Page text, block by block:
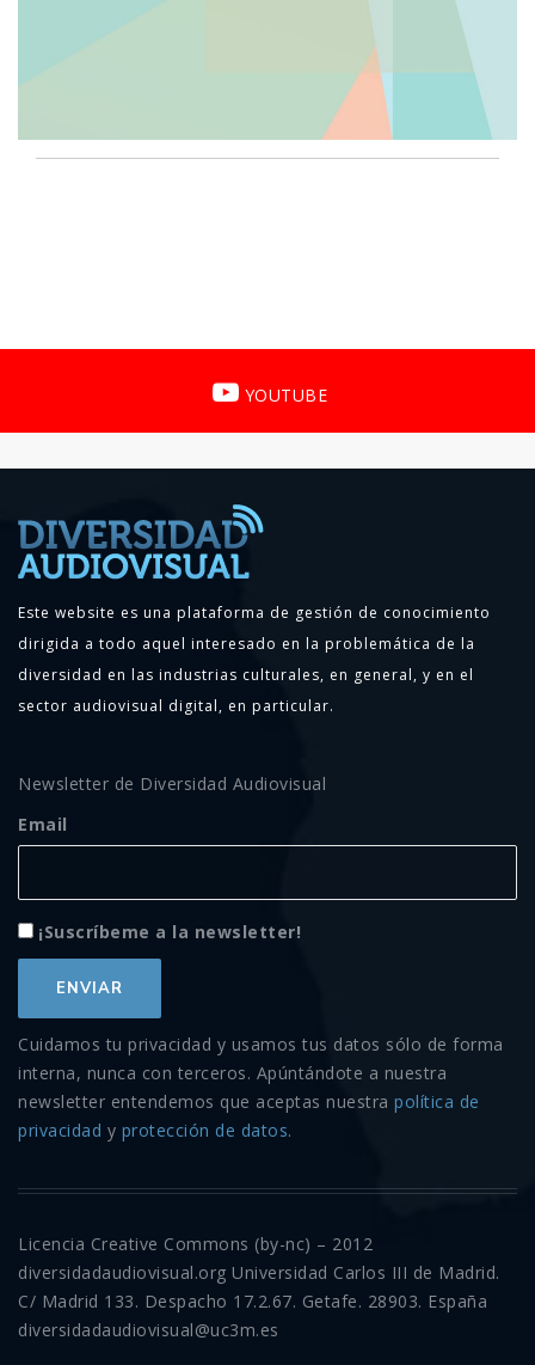
YOUTUBE
Este website es una plataforma de gestión de conocimiento
dirigida a todo aquel interesado en la problemática de la
diversidad en las industrias culturales, en general, y en el
sector audiovisual digital, en particular.
Newsletter de Diversidad Audiovisual
Email
¡Suscríbeme a la newsletter!
Cuidamos tu privacidad y usamos tus datos sólo de forma
interna, nunca con terceros. Apúntándote a nuestra
newsletter entendemos que aceptas nuestra política de
privacidad y protección de datos.
Licencia Creative Commons (by-nc) – 2012
diversidadaudiovisual.org Universidad Carlos III de Madrid.
C/ Madrid 133. Despacho 17.2.67. Getafe. 28903. España
diversidadaudiovisual@uc3m.es